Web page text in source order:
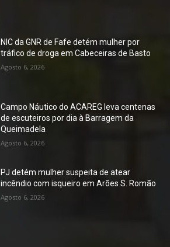
NIC da GNR de Fafe detém mulher por
tráfico de droga em Cabeceiras de Basto
Agosto 6, 2026
Campo Náutico do ACAREG leva centenas
de escuteiros por dia à Barragem da
Queimadela
Agosto 6, 2026
PJ detém mulher suspeita de atear
incêndio com isqueiro em Arões S. Romão
Agosto 6, 2026